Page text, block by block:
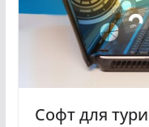
Софт для